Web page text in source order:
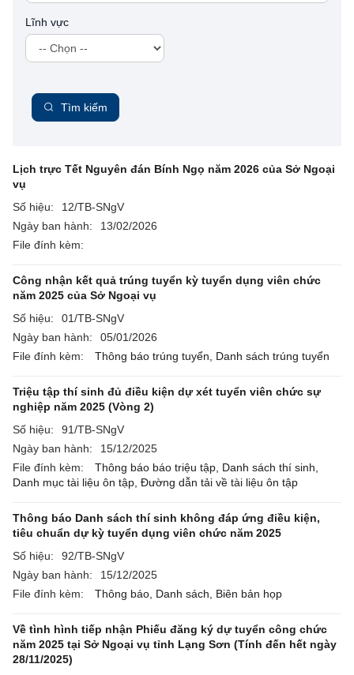
Lĩnh vực
Tìm kiếm
Lịch trực Tết Nguyên đán Bính Ngọ năm 2026 của Sở Ngoại
vụ
Số hiệu:
12/TB-SNgV
Ngày ban hành:
13/02/2026
File đính kèm:
Công nhận kết quả trúng tuyển kỳ tuyển dụng viên chức
năm 2025 của Sở Ngoại vụ
Số hiệu:
01/TB-SNgV
Ngày ban hành:
05/01/2026
File đính kèm:
Thông báo trúng tuyển, Danh sách trúng tuyển
Triệu tập thí sinh đủ điều kiện dự xét tuyển viên chức sự
nghiệp năm 2025 (Vòng 2)
Số hiệu:
91/TB-SNgV
Ngày ban hành:
15/12/2025
File đính kèm:
Thông báo báo triệu tập, Danh sách thí sinh,
Danh mục tài liệu ôn tập, Đường dẫn tải về tài liệu ôn tập
Thông báo Danh sách thí sinh không đáp ứng điều kiện,
tiêu chuẩn dự kỳ tuyển dụng viên chức năm 2025
Số hiệu:
92/TB-SNgV
Ngày ban hành:
15/12/2025
File đính kèm:
Thông báo, Danh sách, Biên bản họp
Về tình hình tiếp nhận Phiếu đăng ký dự tuyển công chức
năm 2025 tại Sở Ngoại vụ tỉnh Lạng Sơn (Tính đến hết ngày
28/11/2025)